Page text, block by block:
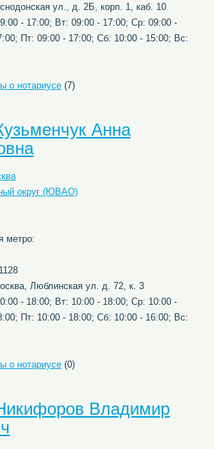
ул., д. 2Б, корп. 1, каб. 10
- 17:00; Вт: 09:00 - 17:00; Ср: 09:00 -
Пт: 09:00 - 17:00; Сб: 10:00 - 15:00; Вс:
о нотариусе (7)
Анна
округ (ЮВАО)
метро:
Люблинская ул. д. 72, к. 3
- 18:00; Вт: 10:00 - 18:00; Ср: 10:00 -
Пт: 10:00 - 18:00; Сб: 10:00 - 16:00; Вс:
о нотариусе (0)
Владимир